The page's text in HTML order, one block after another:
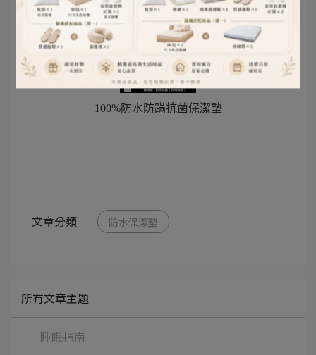
100%防水防蹣抗菌保潔墊
文章分類 防水保潔墊
所有文章主題
睡眠指南